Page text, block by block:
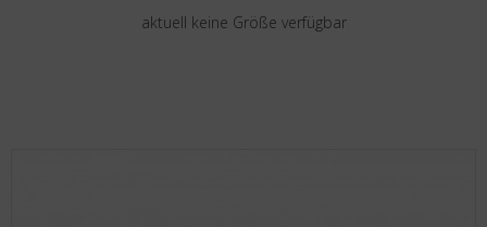
aktuell keine Größe verfügbar